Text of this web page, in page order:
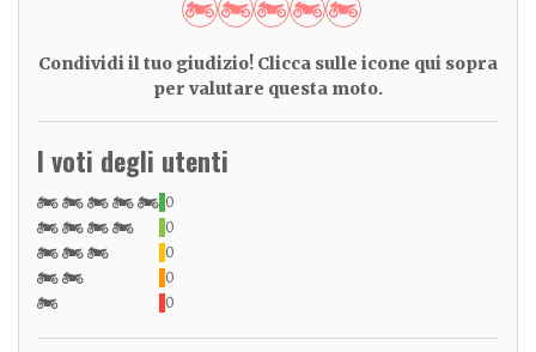
Condividi il tuo giudizio! Clicca sulle icone qui sopra
per valutare questa moto.
I voti degli utenti
0
0
0
0
0